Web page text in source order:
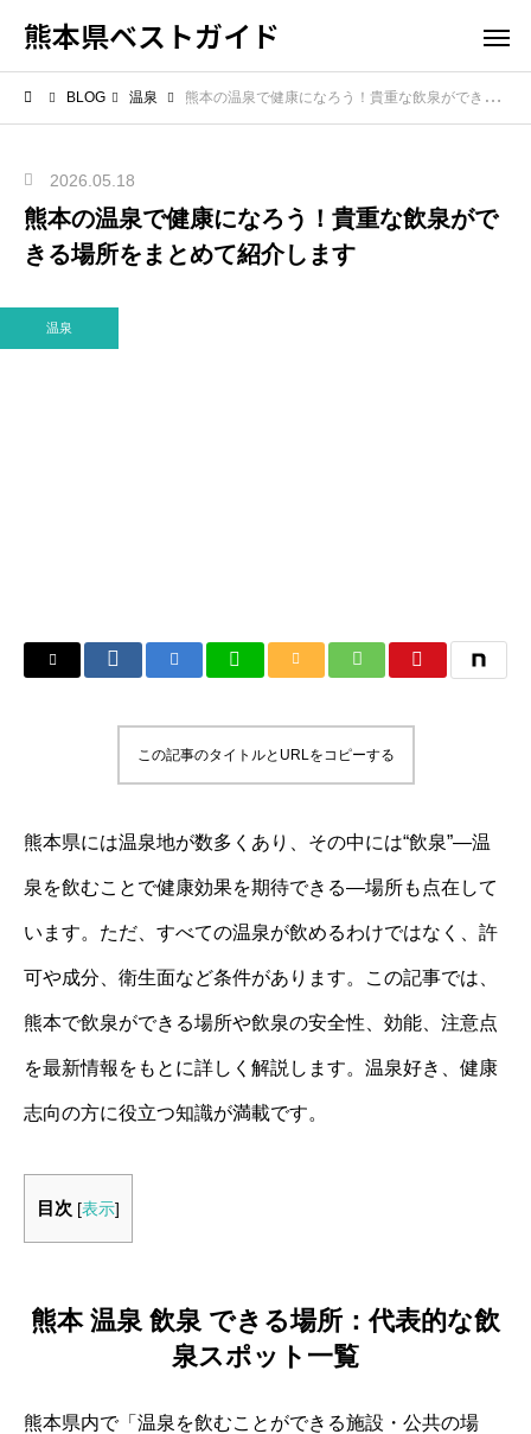
熊本県ベストガイド
BLOG 温泉 熊本の温泉で健康になろう！貴重な飲泉ができる場所をまとめて紹介します
2026.05.18
熊本の温泉で健康になろう！貴重な飲泉がで
きる場所をまとめて紹介します
温泉
この記事のタイトルとURLをコピーする
熊本県には温泉地が数多くあり、その中には“飲泉”—温
泉を飲むことで健康効果を期待できる—場所も点在して
います。ただ、すべての温泉が飲めるわけではなく、許
可や成分、衛生面など条件があります。この記事では、
熊本で飲泉ができる場所や飲泉の安全性、効能、注意点
を最新情報をもとに詳しく解説します。温泉好き、健康
志向の方に役立つ知識が満載です。
目次 [表示]
熊本 温泉 飲泉 できる場所：代表的な飲
泉スポット一覧
熊本県内で「温泉を飲むことができる施設・公共の場